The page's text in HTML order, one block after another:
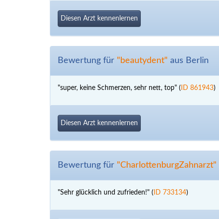
Diesen Arzt kennenlernen
Bewertung für "beautydent" aus Berlin
"super, keine Schmerzen, sehr nett, top" ( ID 861943)
Diesen Arzt kennenlernen
Bewertung für "CharlottenburgZahnarzt"
"Sehr glücklich und zufrieden!" ( ID 733134)